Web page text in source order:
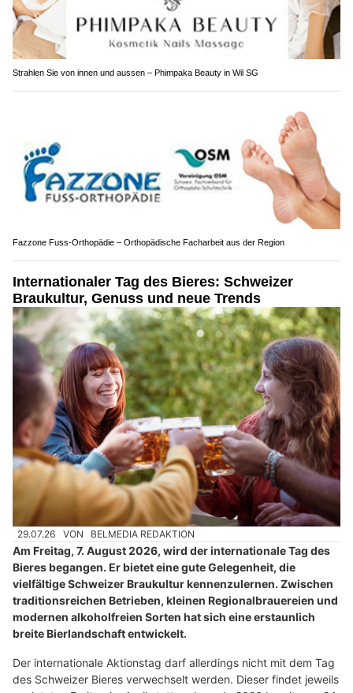
Strahlen Sie von innen und aussen – Phimpaka Beauty in Wil SG
Fazzone Fuss-Orthopädie – Orthopädische Facharbeit aus der Region
Internationaler Tag des Bieres: Schweizer
Braukultur, Genuss und neue Trends
29.07.26 VON BELMEDIA REDAKTION
Am Freitag, 7. August 2026, wird der internationale Tag des
Bieres begangen. Er bietet eine gute Gelegenheit, die
vielfältige Schweizer Braukultur kennenzulernen. Zwischen
traditionsreichen Betrieben, kleinen Regionalbrauereien und
modernen alkoholfreien Sorten hat sich eine erstaunlich
breite Bierlandschaft entwickelt.
Der internationale Aktionstag darf allerdings nicht mit dem Tag
des Schweizer Bieres verwechselt werden. Dieser findet jeweils